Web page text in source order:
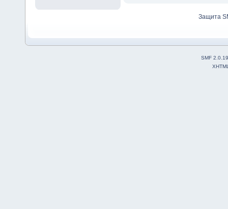
Защита
SMF 2.0.19